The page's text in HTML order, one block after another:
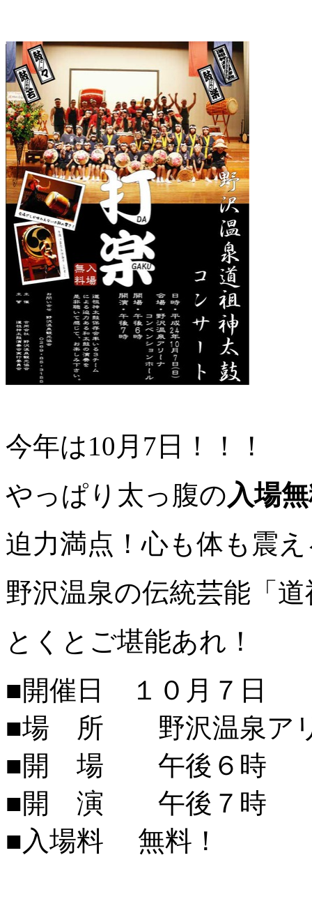
今年は10月7日！！！
やっぱり太っ腹の入場
迫力満点！心も体も震
野沢温泉の伝統芸能「
とくとご堪能あれ！
■開催日 １０月７日
■場 所 野沢温泉アリ
■開 場 午後６時
■開 演 午後７時
■入場料 無料！